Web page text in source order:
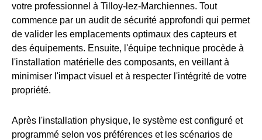
votre professionnel à Tilloy-lez-Marchiennes. Tout
commence par un audit de sécurité approfondi qui permet
de valider les emplacements optimaux des capteurs et
des équipements. Ensuite, l'équipe technique procède à
l'installation matérielle des composants, en veillant à
minimiser l'impact visuel et à respecter l'intégrité de votre
propriété.
Après l'installation physique, le système est configuré et
programmé selon vos préférences et les scénarios de